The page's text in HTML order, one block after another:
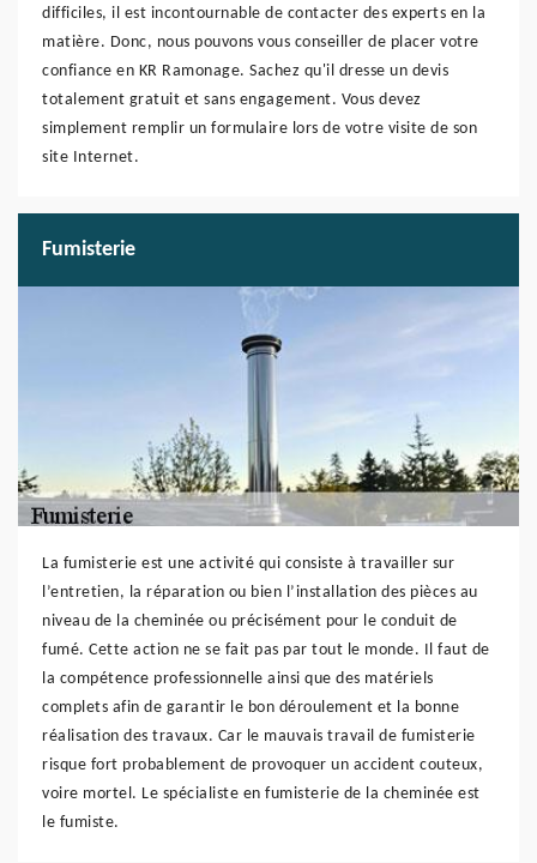
difficiles, il est incontournable de contacter des experts en la
matière. Donc, nous pouvons vous conseiller de placer votre
confiance en KR Ramonage. Sachez qu'il dresse un devis
totalement gratuit et sans engagement. Vous devez
simplement remplir un formulaire lors de votre visite de son
site Internet.
Fumisterie
La fumisterie est une activité qui consiste à travailler sur
l’entretien, la réparation ou bien l’installation des pièces au
niveau de la cheminée ou précisément pour le conduit de
fumé. Cette action ne se fait pas par tout le monde. Il faut de
la compétence professionnelle ainsi que des matériels
complets afin de garantir le bon déroulement et la bonne
réalisation des travaux. Car le mauvais travail de fumisterie
risque fort probablement de provoquer un accident couteux,
voire mortel. Le spécialiste en fumisterie de la cheminée est
le fumiste.